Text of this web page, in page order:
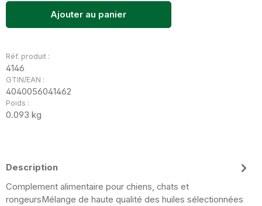
Ajouter au panier
Réf. produit :
4146
GTIN/EAN :
4040056041462
Poids :
0.093 kg
Description
Complement alimentaire pour chiens, chats et
rongeursMélange de haute qualité des huiles sélectionnées